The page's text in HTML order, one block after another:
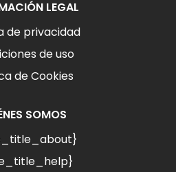
LEGAL
de privacidad
de uso
de Cookies
SOMOS